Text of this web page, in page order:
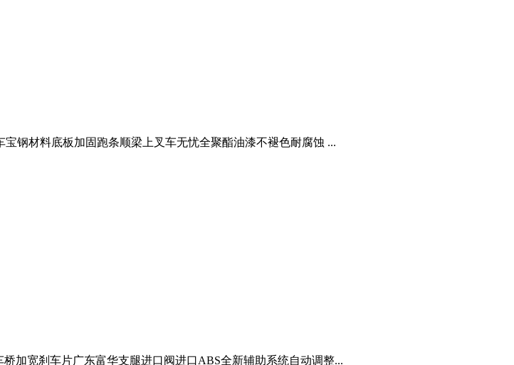
钢材料底板加固跑条顺梁上叉车无忧全聚酯油漆不褪色耐腐蚀 ...
加宽刹车片广东富华支腿进口阀进口ABS全新辅助系统自动调整...